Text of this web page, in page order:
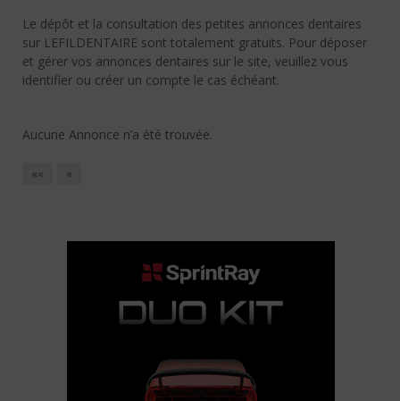
Le dépôt et la consultation des petites annonces dentaires
sur LEFILDENTAIRE sont totalement gratuits. Pour déposer
et gérer vos annonces dentaires sur le site, veuillez vous
identifier ou créer un compte le cas échéant.
Aucune Annonce n’a été trouvée.
«« «